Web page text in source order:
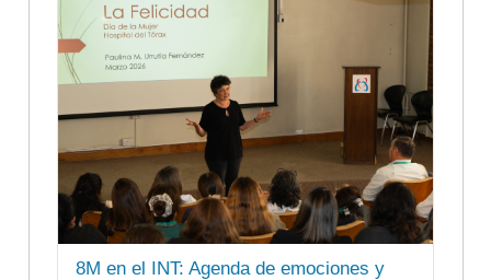
8M en el INT: Agenda de emociones y